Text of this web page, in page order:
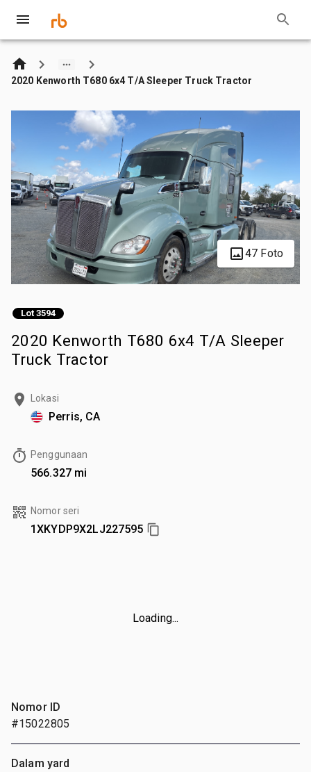
2020 Kenworth T680 6x4 T/A Sleeper Truck Tractor
47 Foto
Lot 3594
2020 Kenworth T680 6x4 T/A Sleeper
Truck Tractor
Lokasi
Perris, CA
Penggunaan
566.327 mi
Nomor seri
1XKYDP9X2LJ227595
Loading...
Nomor ID
#15022805
Dalam yard